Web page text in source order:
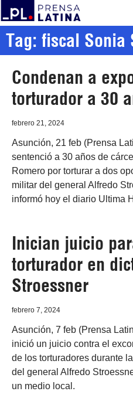
Tag: fiscal Sonia
Condenan a
torturador a 30
febrero 21, 2024
Asunción, 21 feb (Prensa
sentenció a 30 años de
Romero por torturar a dos
militar del general Alfredo
informó hoy el diario Ultima
Inician juicio
torturador en
Stroessner
febrero 7, 2024
Asunción, 7 feb (Prensa
inició un juicio contra el
de los torturadores durante
del general Alfredo
un medio local.